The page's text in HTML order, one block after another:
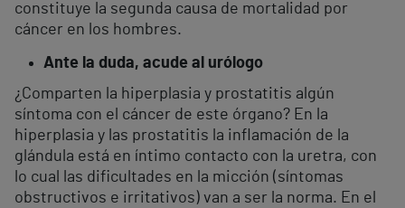
constituye la segunda causa de mortalidad por
cáncer en los hombres.
Ante la duda, acude al urólogo
¿Comparten la hiperplasia y prostatitis algún
síntoma con el cáncer de este órgano? En la
hiperplasia y las prostatitis la inflamación de la
glándula está en íntimo contacto con la uretra, con
lo cual las dificultades en la micción (síntomas
obstructivos e irritativos) van a ser la norma. En el